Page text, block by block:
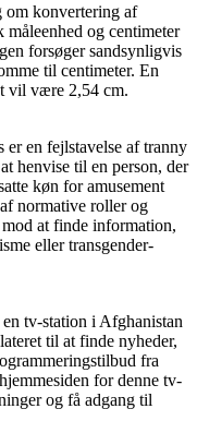
om konvertering af
måleenhed og centimeter
forsøger sandsynligvis
til centimeter. En
vil være 2,54 cm.
er en fejlstavelse af tranny
henvise til en person, der
køn for amusement
normative roller og
at finde information,
eller transgender-
tv-station i Afghanistan
til at finde nyheder,
fra
for denne tv-
og få adgang til